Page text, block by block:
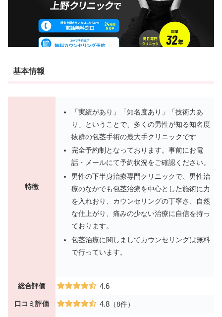
基本情報
特徴
「実績があり」「知名度あり」「技術力あ
り」ということで、多くの男性が知る知名度
抜群の包茎手術の最大手クリニックです
完全予約制となっております。事前にお電
話・メールにて予約状況をご確認ください。
男性の下半身治療専門クリニックで、男性治
療のなかでも包茎治療を中心とした施術に力
を入れおり、カウンセリングの丁寧さ、自然
な仕上がり、痛みの少ない治療に自信を持っ
ております。
包茎治療に関しましてカウンセリングは無料
で行っています。
総合評価 4.6
口コミ評価 4.8 （8件）